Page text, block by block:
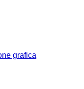
grafica